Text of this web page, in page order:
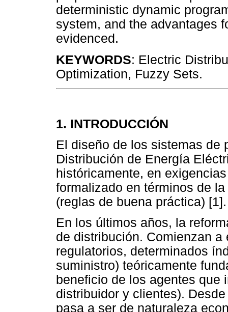
deterministic dynamic
system, and the advantages
evidenced.
KEYWORDS: Electric
Optimization, Fuzzy Sets.
1. INTRODUCCIÓN
El diseño de los sistemas de
Distribución de Energía
históricamente, en
formalizado en términos de
(reglas de buena práctica) [1].
En los últimos años, la
de distribución. Comienzan
regulatorios, determinados
suministro) teóricamente
beneficio de los agentes que
distribuidor y clientes).
pasa a ser de naturaleza